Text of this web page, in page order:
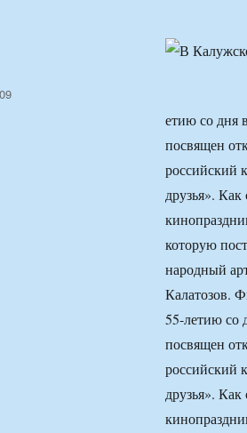
етию со дня
посвящен
российский
друзья».
которую
народный
Калатозов.
55-летию со
посвящен
российский
друзья».